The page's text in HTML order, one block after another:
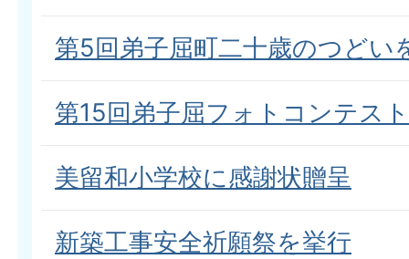
第5回弟子屈町二十歳のつどい
第15回弟子屈フォトコンテス
美留和小学校に感謝状贈呈
新築工事安全祈願祭を挙行